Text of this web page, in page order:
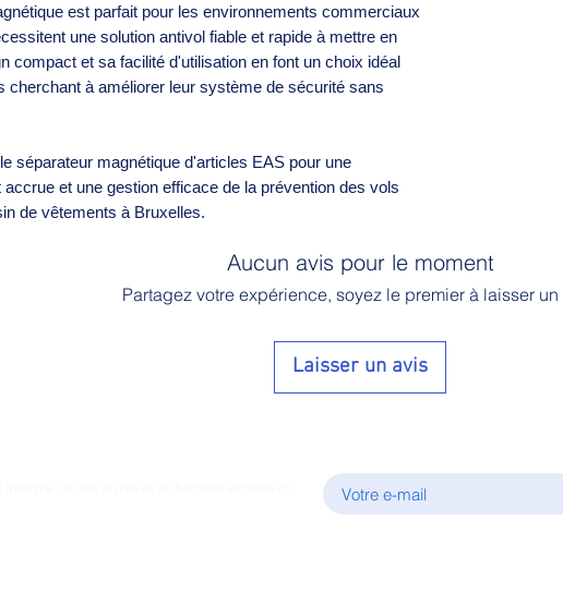
est parfait pour les environnements commerciaux
une solution antivol fiable et rapide à mettre en
compact et sa facilité d'utilisation en font un choix idéal
cherchant à améliorer leur système de sécurité sans
séparateur magnétique d'articles EAS pour une
accrue et une gestion efficace de la prévention des vols
de vêtements à Bruxelles.
Aucun avis pour le moment
Partagez votre expérience, soyez le premier à laisser un
Laisser un avis